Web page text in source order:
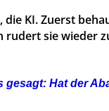
die KI. Zuerst
rudert sie wieder
gesagt: Hat der